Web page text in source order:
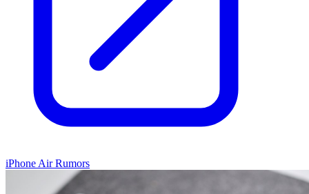
iPhone Air Rumors